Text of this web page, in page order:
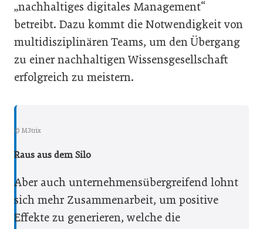
„nachhaltiges digitales Management“
betreibt. Dazu kommt die Notwendigkeit von
multidisziplinären Teams, um den Übergang
zu einer nachhaltigen Wissensgesellschaft
erfolgreich zu meistern.
© M3trix
Raus aus dem Silo
Aber auch unternehmensübergreifend lohnt
sich mehr Zusammenarbeit, um positive
Effekte zu generieren, welche die